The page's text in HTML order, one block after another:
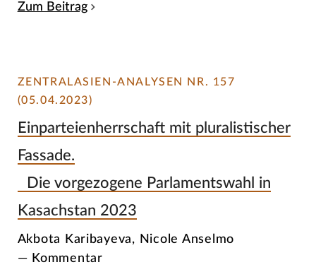
Zum Beitrag
ZENTRALASIEN-ANALYSEN NR. 157
(05.04.2023)
Einparteienherrschaft mit pluralistischer
Fassade.
Die vorgezogene Parlamentswahl in
Kasachstan 2023
Akbota Karibayeva, Nicole Anselmo
— Kommentar